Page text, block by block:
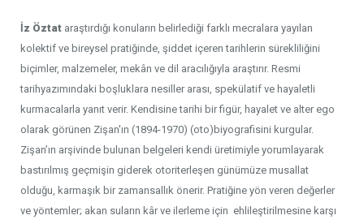
İz Öztat araştırdığı konuların belirlediği farklı mecralara yayılan
kolektif ve bireysel pratiğinde, şiddet içeren tarihlerin sürekliliğini
biçimler, malzemeler, mekân ve dil aracılığıyla araştırır. Resmi
tarihyazımındaki boşluklara nesiller arası, spekülatif ve hayaletli
kurmacalarla yanıt verir. Kendisine tarihi bir figür, hayalet ve alter ego
olarak görünen Zişan'ın (1894-1970) (oto)biyografisini kurgular.
Zişan’ın arşivinde bulunan belgeleri kendi üretimiyle yorumlayarak
bastırılmış geçmişin giderek otoriterleşen günümüze musallat
olduğu, karmaşık bir zamansallık önerir. Pratiğine yön veren değerler
ve yöntemler; akan suların kâr ve ilerleme için ehlileştirilmesine karşı